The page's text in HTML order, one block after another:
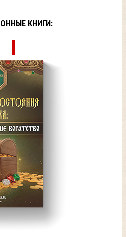
КНИГИ: